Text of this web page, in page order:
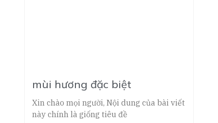
mùi hương đặc biệt
Xin chào mọi người, Nội dung của bài viết
này chính là giống tiêu đề